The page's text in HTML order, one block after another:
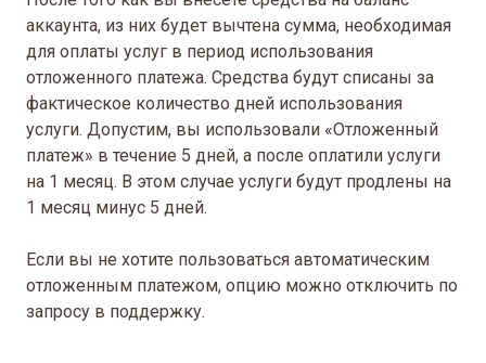
аккаунта, из них будет вычтена сумма, необходимая
для оплаты услуг в период использования
отложенного платежа. Средства будут списаны за
фактическое количество дней использования
услуги. Допустим, вы использовали «Отложенный
платеж» в течение 5 дней, а после оплатили услуги
на 1 месяц. В этом случае услуги будут продлены на
1 месяц минус 5 дней.
Если вы не хотите пользоваться автоматическим
отложенным платежом, опцию можно отключить по
запросу в поддержку.